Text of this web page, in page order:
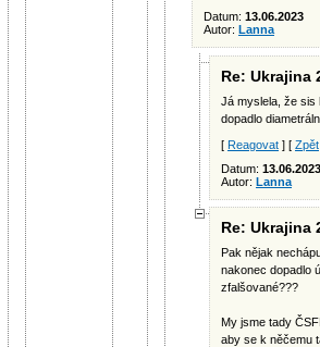
Datum: 13.06.2023
Autor: Lanna
Re: Ukrajina
Já myslela, že sis
dopadlo
[ Reagovat ] [ Zpět
Datum: 13.06.2023
Autor: Lanna
Re: Ukrajina
Pak nějak
nakonec dopadlo
zfalšované???
My jsme tady
aby se k něčemu